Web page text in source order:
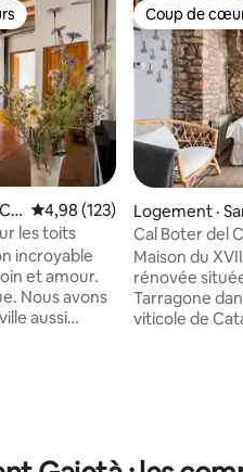
les plus aimés
Note moyenne de 4,98 sur
4,98 (123)
les toits
incroyable
et amour.
Nous avons
aussi
à
Coup de
Coup de
Logement ·
Cal Boter del
rénovée
Maison du
rénovée
Tarragone
viticole de
maison